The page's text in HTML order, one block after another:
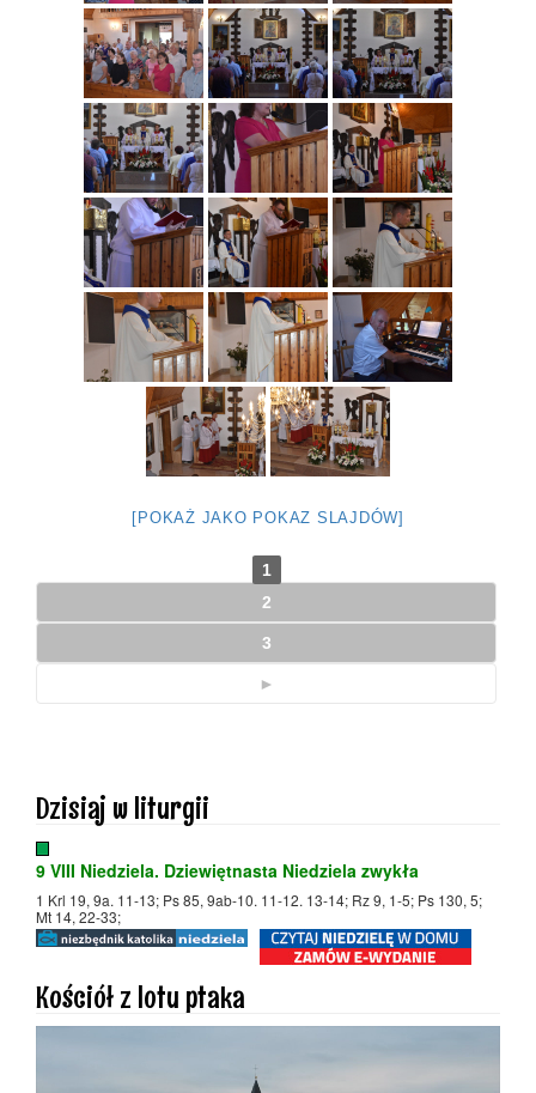
[POKAŻ JAKO POKAZ SLAJDÓW]
1
2
3
►
Dzisiaj w liturgii
9 VIII Niedziela. Dziewiętnasta Niedziela zwykła
1 Krl 19, 9a. 11-13; Ps 85, 9ab-10. 11-12. 13-14; Rz 9, 1-5; Ps 130, 5;
Mt 14, 22-33;
Kościół z lotu ptaka